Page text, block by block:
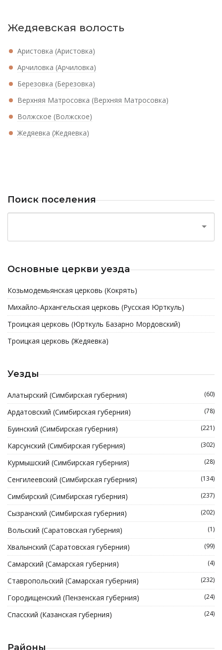
Жедяевская волость
Аристовка (Аристовка)
Арчиловка (Арчиловка)
Березовка (Березовка)
Верхняя Матросовка (Верхняя Матросовка)
Волжское (Волжское)
Жедяевка (Жедяевка)
Поиск поселения
Основные церкви уезда
Козьмодемьянская церковь (Кокрять)
Михайло-Архангельская церковь (Русская Юрткуль)
Троицкая церковь (Юрткуль Базарно Мордовский)
Троицкая церковь (Жедяевка)
Уезды
Алатырский (Симбирская губерния) (60)
Ардатовский (Симбирская губерния) (78)
Буинский (Симбирская губерния) (221)
Карсунский (Симбирская губерния) (302)
Курмышский (Симбирская губерния) (28)
Сенгилеевский (Симбирская губерния) (134)
Симбирский (Симбирская губерния) (237)
Сызранский (Симбирская губерния) (202)
Вольский (Саратовская губерния) (1)
Хвалынский (Саратовская губерния) (99)
Самарский (Самарская губерния) (4)
Ставропольский (Самарская губерния) (232)
Городищенский (Пензенская губерния) (24)
Спасский (Казанская губерния) (24)
Районы